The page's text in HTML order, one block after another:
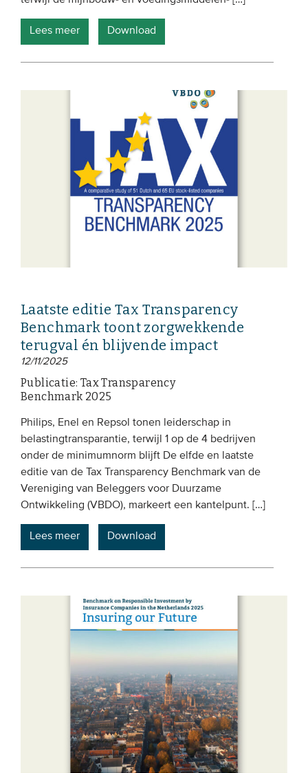
Lees meer Download
Laatste editie Tax Transparency
Benchmark toont zorgwekkende
terugval én blijvende impact
12/11/2025
Publicatie: Tax Transparency
Benchmark 2025
Philips, Enel en Repsol tonen leiderschap in
belastingtransparantie, terwijl 1 op de 4 bedrijven
onder de minimumnorm blijft De elfde en laatste
editie van de Tax Transparency Benchmark van de
Vereniging van Beleggers voor Duurzame
Ontwikkeling (VBDO), markeert een kantelpunt. […]
Lees meer Download